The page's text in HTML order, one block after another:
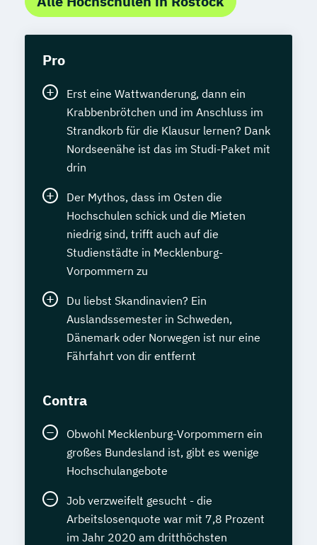
Pro
Erst eine Wattwanderung, dann ein
Krabbenbrötchen und im Anschluss im
Strandkorb für die Klausur lernen? Dank
Nordseenähe ist das im Studi-Paket mit
drin
Der Mythos, dass im Osten die
Hochschulen schick und die Mieten
niedrig sind, trifft auch auf die
Studienstädte in Mecklenburg-
Vorpommern zu
Du liebst Skandinavien? Ein
Auslandssemester in Schweden,
Dänemark oder Norwegen ist nur eine
Fährfahrt von dir entfernt
Contra
Obwohl Mecklenburg-Vorpommern ein
großes Bundesland ist, gibt es wenige
Hochschulangebote
Job verzweifelt gesucht - die
Arbeitslosenquote war mit 7,8 Prozent
im Jahr 2020 am dritthöchsten